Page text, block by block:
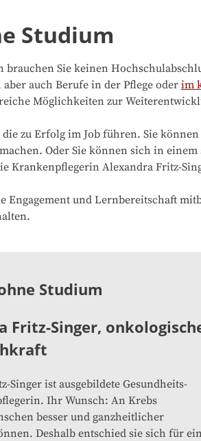
Studium
brauchen Sie keinen
aber auch Berufe in der Pflege oder im
Möglichkeiten zur
die zu Erfolg im Job führen. Sie
Oder Sie können sich in
Krankenpflegerin Alexandra Fritz-
Engagement und Lernbereitschaft
Studium
Fritz-Singer,
Singer ist ausgebildete Gesundheits-
Ihr Wunsch: An Krebs
besser und ganzheitlicher
Deshalb entschied sie sich für